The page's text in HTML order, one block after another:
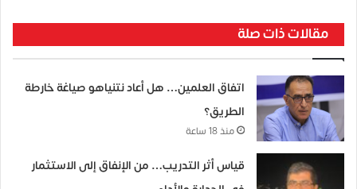
مقالات ذات صلة
اتفاق العلمين… هل أعاد نتنياهو صياغة خارطة
الطريق؟
منذ 18 ساعة
قياس أثر التدريب… من الإنفاق إلى الاستثمار